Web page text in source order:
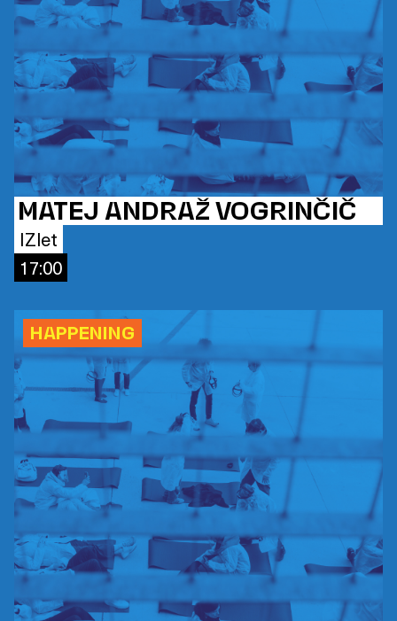
MATEJ ANDRAŽ VOGRINČIČ
IZlet
17:00
HAPPENING